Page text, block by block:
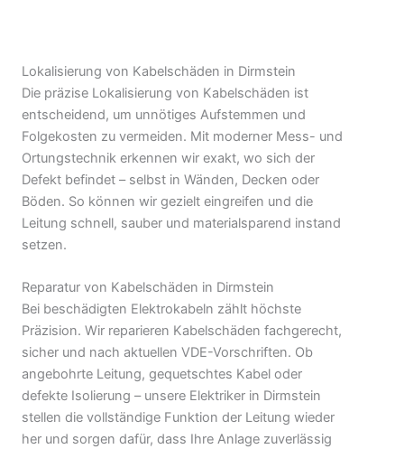
Lokalisierung von Kabelschäden in Dirmstein
Die präzise Lokalisierung von Kabelschäden ist
entscheidend, um unnötiges Aufstemmen und
Folgekosten zu vermeiden. Mit moderner Mess- und
Ortungstechnik erkennen wir exakt, wo sich der
Defekt befindet – selbst in Wänden, Decken oder
Böden. So können wir gezielt eingreifen und die
Leitung schnell, sauber und materialsparend instand
setzen.
Reparatur von Kabelschäden in Dirmstein
Bei beschädigten Elektrokabeln zählt höchste
Präzision. Wir reparieren Kabelschäden fachgerecht,
sicher und nach aktuellen VDE-Vorschriften. Ob
angebohrte Leitung, gequetschtes Kabel oder
defekte Isolierung – unsere Elektriker in Dirmstein
stellen die vollständige Funktion der Leitung wieder
her und sorgen dafür, dass Ihre Anlage zuverlässig